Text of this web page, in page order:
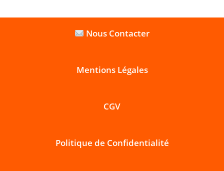
Nous Contacter
Mentions Légales
CGV
Politique de Confidentialité